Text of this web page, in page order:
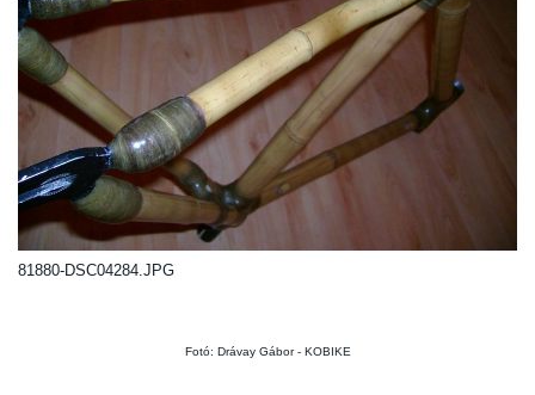
81880-DSC04284.JPG
Fotó: Drávay Gábor - KOBIKE